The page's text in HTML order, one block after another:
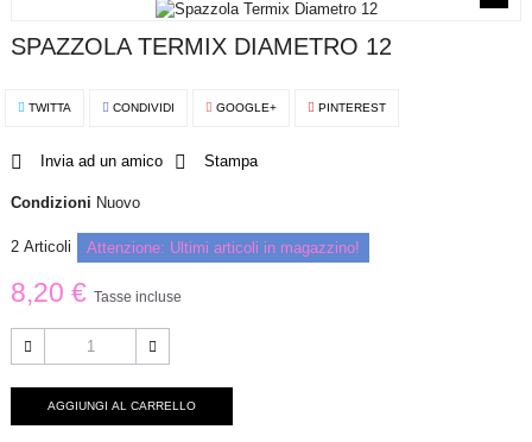
SPAZZOLA TERMIX DIAMETRO 12
TWITTA CONDIVIDI GOOGLE+ PINTEREST
Invia ad un amico Stampa
Condizioni Nuovo
2 Articoli Attenzione: Ultimi articoli in magazzino!
8,20 € Tasse incluse
AGGIUNGI AL CARRELLO